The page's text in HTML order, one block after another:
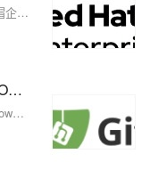
Red Hat Enterprise Linux 10 正式版发布 - 红帽企业 Linux (RHEL)
Gitea Enterprise 23.4.0 (Linux, macOS, Windows) - 本地部署的企业级 Git 服务
Gitea Enterprise 23.4.0 (Linux, macOS, Windows) - 本地部署的企业级 Git 服务